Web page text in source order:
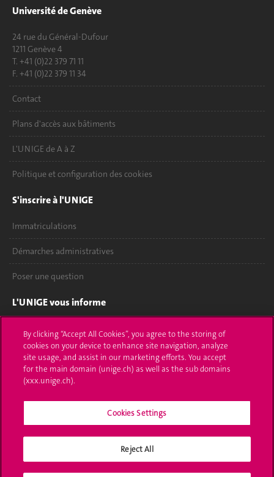
Université de Genève
24 rue du Général-Dufour
1211 Genève 4
T. +41 (0)22 379 71 11
F. +41 (0)22 379 11 34
Contact
Plans d'accès aux bâtiments
L'UNIGE de A à Z
Politique et configuration des cookies
S'inscrire à l'UNIGE
Immatriculations
Démarches administratives
Poser une question
L'UNIGE vous informe
UNIGE Mobile
Médias
Offres d'emploi
Bibliothèque
Calendrier académique
By clicking “Accept All Cookies”, you agree to the storing of
cookies on your device to enhance site navigation, analyze
site usage, and assist in our marketing efforts. You accept
for the main domain (unige.ch) as well as the sub domains
(xxx.unige.ch).
Cookies Settings
Reject All